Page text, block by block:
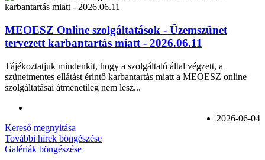
MEOESZ Online szolgáltatások - Üzemszünet
tervezett karbantartás miatt - 2026.06.11
Tájékoztatjuk mindenkit, hogy a szolgáltató által végzett, a
szünetmentes ellátást érintő karbantartás miatt a MEOESZ online
szolgáltatásai átmenetileg nem lesz...
2026-06-04
Kereső megnyitása
További hírek böngészése
Galériák böngészése